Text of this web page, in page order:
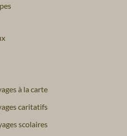
à la carte
caritatifs
scolaires